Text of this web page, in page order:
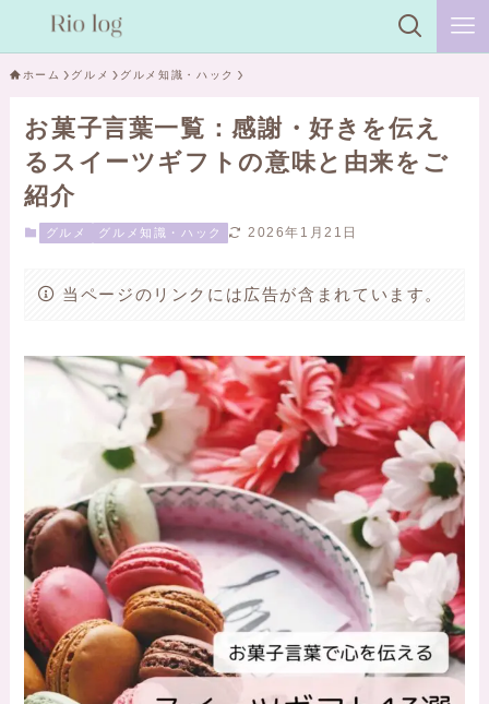
ホーム グルメ グルメ知識・ハック
お菓子言葉一覧：感謝・好きを伝え
るスイーツギフトの意味と由来をご
紹介
グルメ グルメ知識・ハック 2026年1月21日
当ページのリンクには広告が含まれています。